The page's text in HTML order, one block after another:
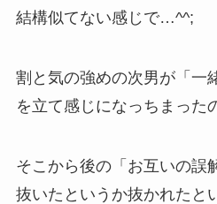
結構似てない感じで…^^;
割と気の強めの次男が「一
を立て感じになっちまった
そこから後の「お互いの誤
抜いたというか抜かれたと